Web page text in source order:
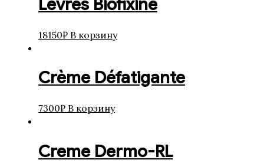
Levres Biofixine
18150₽ В корзину
Crème Défatigante
7300₽ В корзину
Creme Dermo-RL